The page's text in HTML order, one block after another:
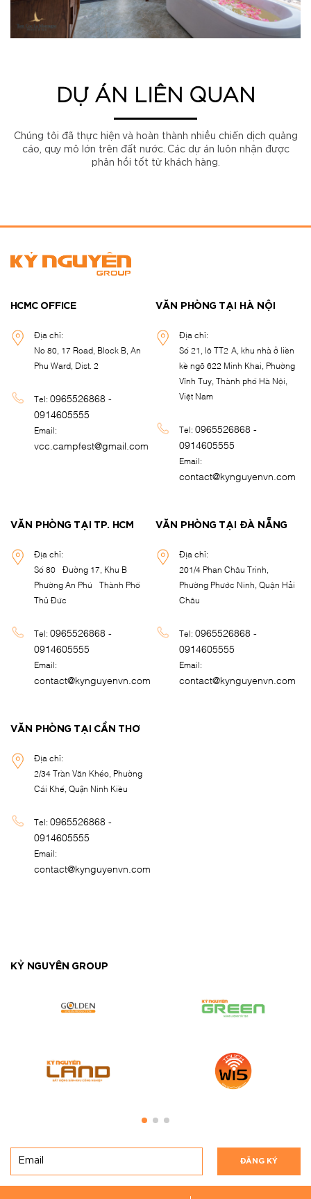
DỰ ÁN LIÊN QUAN
Chúng tôi đã thực hiện và hoàn thành nhiều chiến dịch quảng
cáo, quy mô lớn trên đất nước. Các dự án luôn nhận được
phản hồi tốt từ khách hàng.
HCMC OFFICE
Địa chỉ:
No 80, 17 Road, Block B, An
Phu Ward, Dist. 2
Tel:0965526868 -
0914605555
Email:
vcc.campfest@gmail.com
VĂN PHÒNG TẠI HÀ NỘI
Địa chỉ:
Số 21, lô TT2-A, khu nhà ở liền
kề ngõ 622 Minh Khai, Phường
Vĩnh Tuy, Thành phố Hà Nội,
Việt Nam
Tel:0965526868 -
0914605555
Email:
contact@kynguyenvn.com
VĂN PHÒNG TẠI TP. HCM
Địa chỉ:
Số 80 - Đường 17, Khu B -
Phường An Phú - Thành Phố
Thủ Đức
Tel:0965526868 -
0914605555
Email:
contact@kynguyenvn.com
VĂN PHÒNG TẠI ĐÀ NẴNG
Địa chỉ:
201/4 Phan Châu Trinh,
Phường Phước Ninh, Quận Hải
Châu
Tel:0965526868 -
0914605555
Email:
contact@kynguyenvn.com
VĂN PHÒNG TẠI CẦN THƠ
Địa chỉ:
2/34 Trần Văn Khéo, Phường
Cái Khế, Quận Ninh Kiều
Tel:0965526868 -
0914605555
Email:
contact@kynguyenvn.com
KỶ NGUYÊN GROUP
ĐĂNG KÝ